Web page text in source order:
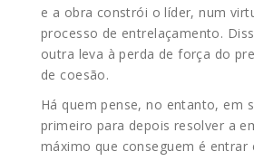
e a obra constrói o líder, num
processo de entrelaçamento.
outra leva à perda de força do
de coesão.
Há quem pense, no entanto, em
primeiro para depois resolver a
máximo que conseguem é